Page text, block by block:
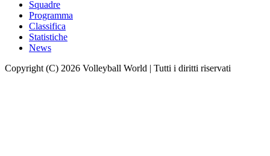
Squadre
Programma
Classifica
Statistiche
News
Copyright (C) 2026 Volleyball World | Tutti i diritti riservati